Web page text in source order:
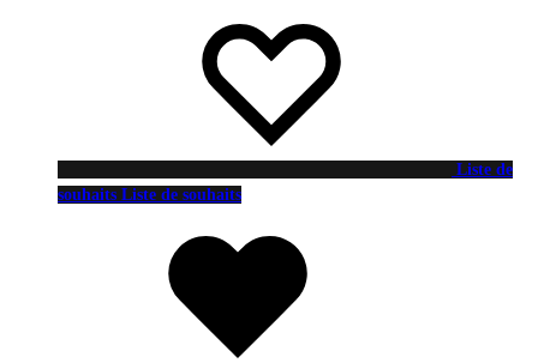
Liste de
souhaits Liste de souhaits